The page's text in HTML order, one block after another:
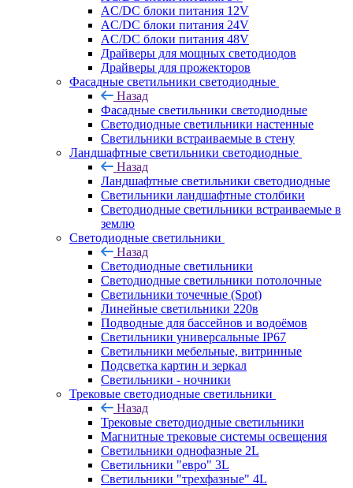
AC/DC блоки питания 12V
AC/DC блоки питания 24V
AC/DC блоки питания 48V
Драйверы для мощных светодиодов
Драйверы для прожекторов
Фасадные светильники светодиодные
Назад
Фасадные светильники светодиодные
Светодиодные светильники настенные
Светильники встраиваемые в стену
Ландшафтные светильники светодиодные
Назад
Ландшафтные светильники светодиодные
Светильники ландшафтные столбики
Светодиодные светильники встраиваемые в
землю
Светодиодные светильники
Назад
Светодиодные светильники
Светодиодные светильники потолочные
Светильники точечные (Spot)
Линейные светильники 220в
Подводные для бассейнов и водоёмов
Светильники универсальные IP67
Светильники мебельные, витринные
Подсветка картин и зеркал
Светильники - ночники
Трековые светодиодные светильники
Назад
Трековые светодиодные светильники
Магнитные трековые системы освещения
Светильники однофазные 2L
Светильники "евро" 3L
Светильники "трехфазные" 4L